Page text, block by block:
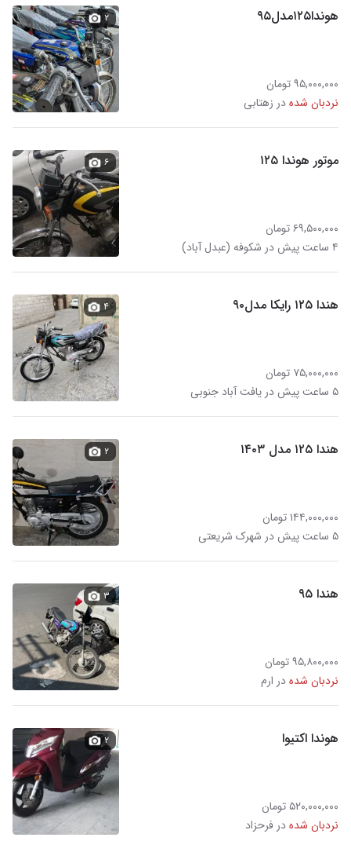
هوندا۱۲۵مدل۹۵
۹۵,۰۰۰,۰۰۰ تومان
نردبان شدهدر زهتابی
۲
موتور هوندا ۱۲۵
۶۹,۵۰۰,۰۰۰ تومان
۴ ساعت پیش در شکوفه (عبدل آباد)
۶
هندا ۱۲۵ رایکا مدل۹۰
۷۵,۰۰۰,۰۰۰ تومان
۵ ساعت پیش در یافت آباد جنوبی
۴
هندا ۱۲۵ مدل ۱۴۰۳
۱۴۴,۰۰۰,۰۰۰ تومان
۵ ساعت پیش در شهرک شریعتی
۲
هندا ۹۵
۹۵,۸۰۰,۰۰۰ تومان
نردبان شدهدر ارم
۳
هوندا اکتیوا
۵۲۰,۰۰۰,۰۰۰ تومان
نردبان شدهدر فرحزاد
۲